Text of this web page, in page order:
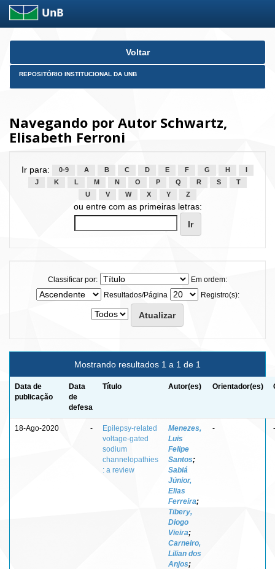
Skip
Voltar
REPOSITÓRIO INSTITUCIONAL DA UNB
Navegando por Autor Schwartz,
Elisabeth Ferroni
Ir para: 0-9 A B C D E F G H
J
K L M N O P Q R S
T
U
V W X Y Z
ou entre com as primeiras letras:
Classificar por:
Em ordem:
Resultados/Página
Registro(s):
Mostrando resultados 1 a 1 de 1
Data de
publicação
Data
de
defesa
Título Autor(es) Orientador(es)
18-Ago-2020 -
Epilepsy-related
voltage-gated
sodium
channelopathies
: a review
Menezes,
Luis
Felipe
Santos;
Sabiá
Júnior,
Elias
Ferreira;
Tibery,
Diogo
Vieira;
Carneiro,
Lilian dos
Anjos;
- -